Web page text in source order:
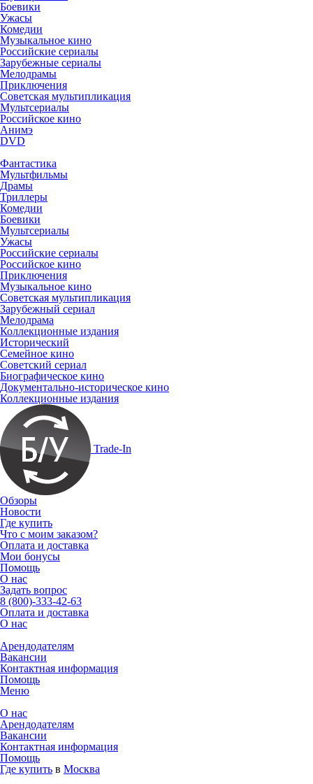
Боевики
Ужасы
Комедии
Музыкальное кино
Российские сериалы
Зарубежные сериалы
Мелодрамы
Приключения
Советская мультипликация
Мультсериалы
Российское кино
Анимэ
DVD
Фантастика
Мультфильмы
Драмы
Триллеры
Комедии
Боевики
Мультсериалы
Ужасы
Российские сериалы
Российское кино
Приключения
Музыкальное кино
Советская мультипликация
Зарубежный сериал
Мелодрама
Коллекционные издания
Исторический
Семейное кино
Советский сериал
Биографическое кино
Документально-историческое кино
Коллекционные издания
Trade-In
Обзоры
Новости
Где купить
Что с моим заказом?
Оплата и доставка
Мои бонусы
Помощь
О нас
Задать вопрос
8 (800)-333-42-63
Оплата и доставка
О нас
Арендодателям
Вакансии
Контактная информация
Помощь
Меню
О нас
Арендодателям
Вакансии
Контактная информация
Помощь
Где купить в Москва